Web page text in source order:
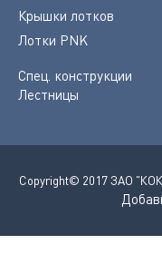
Крышки лотков
Лотки PNK
Спец. конструкции
Лестницы
Copyright© 2017 ЗАО